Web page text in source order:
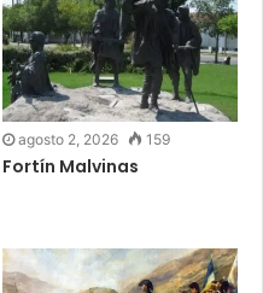
agosto 2, 2026 159
Fortín Malvinas